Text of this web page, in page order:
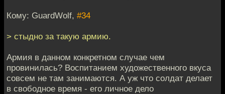
Кому: GuardWolf, #34
> стыдно за такую армию.
Армия в данном конкретном случае чем
провинилась? Воспитанием художественного вкуса
совсем не там занимаются. А уж что солдат делает
в свободное время - его личное дело